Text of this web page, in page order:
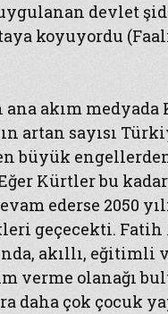
devlet
koyuyordu
ana akım medyada
artan sayısı
büyük
Kürtler bu
ederse 2050
geçecekti.
akıllı, eğitimli
verme olanağı
daha çok çocuk